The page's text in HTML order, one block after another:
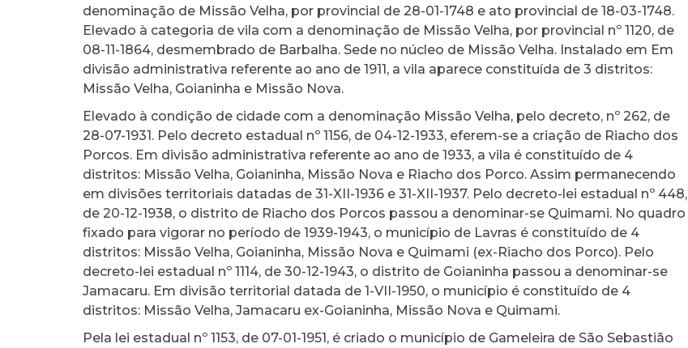
denominação de Missão Velha, por provincial de 28-01-1748 e ato provincial de 18-03-1748.
Elevado à categoria de vila com a denominação de Missão Velha, por provincial nº 1120, de
08-11-1864, desmembrado de Barbalha. Sede no núcleo de Missão Velha. Instalado em Em
divisão administrativa referente ao ano de 1911, a vila aparece constituída de 3 distritos:
Missão Velha, Goianinha e Missão Nova.
Elevado à condição de cidade com a denominação Missão Velha, pelo decreto, nº 262, de
28-07-1931. Pelo decreto estadual nº 1156, de 04-12-1933, eferem-se a criação de Riacho dos
Porcos. Em divisão administrativa referente ao ano de 1933, a vila é constituído de 4
distritos: Missão Velha, Goianinha, Missão Nova e Riacho dos Porco. Assim permanecendo
em divisões territoriais datadas de 31-XII-1936 e 31-XII-1937. Pelo decreto-lei estadual nº 448,
de 20-12-1938, o distrito de Riacho dos Porcos passou a denominar-se Quimami. No quadro
fixado para vigorar no período de 1939-1943, o município de Lavras é constituído de 4
distritos: Missão Velha, Goianinha, Missão Nova e Quimami (ex-Riacho dos Porco). Pelo
decreto-lei estadual nº 1114, de 30-12-1943, o distrito de Goianinha passou a denominar-se
Jamacaru. Em divisão territorial datada de 1-VII-1950, o município é constituído de 4
distritos: Missão Velha, Jamacaru ex-Goianinha, Missão Nova e Quimami.
Pela lei estadual nº 1153, de 07-01-1951, é criado o município de Gameleira de São Sebastião